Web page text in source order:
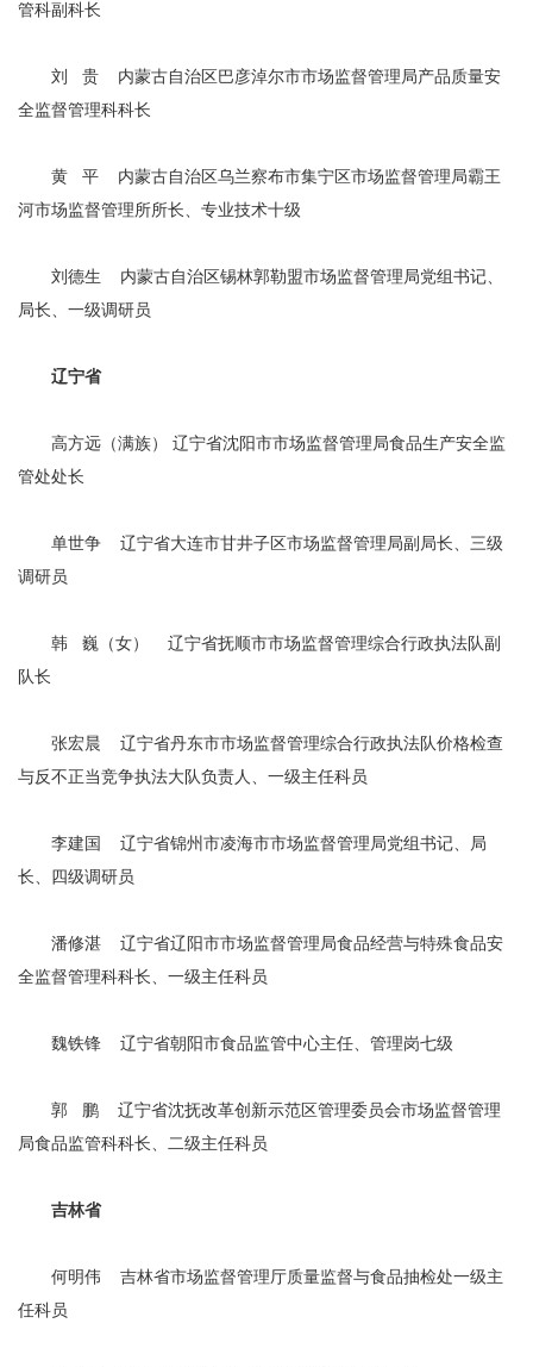
管科副科长
刘 贵 内蒙古自治区巴彦淖尔市市场监督管理局产品质量安
全监督管理科科长
黄 平 内蒙古自治区乌兰察布市集宁区市场监督管理局霸王
河市场监督管理所所长、专业技术十级
刘德生 内蒙古自治区锡林郭勒盟市场监督管理局党组书记、
局长、一级调研员
辽宁省
高方远（满族） 辽宁省沈阳市市场监督管理局食品生产安全监
管处处长
单世争 辽宁省大连市甘井子区市场监督管理局副局长、三级
调研员
韩 巍（女） 辽宁省抚顺市市场监督管理综合行政执法队副
队长
张宏晨 辽宁省丹东市市场监督管理综合行政执法队价格检查
与反不正当竞争执法大队负责人、一级主任科员
李建国 辽宁省锦州市凌海市市场监督管理局党组书记、局
长、四级调研员
潘修湛 辽宁省辽阳市市场监督管理局食品经营与特殊食品安
全监督管理科科长、一级主任科员
魏铁锋 辽宁省朝阳市食品监管中心主任、管理岗七级
郭 鹏 辽宁省沈抚改革创新示范区管理委员会市场监督管理
局食品监管科科长、二级主任科员
吉林省
何明伟 吉林省市场监督管理厅质量监督与食品抽检处一级主
任科员